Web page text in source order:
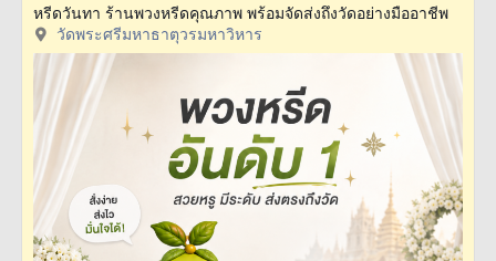
หรีดวันทา ร้านพวงหรีดคุณภาพ พร้อมจัดส่งถึงวัดอย่างมืออาชีพ
วัดพระศรีมหาธาตุวรมหาวิหาร